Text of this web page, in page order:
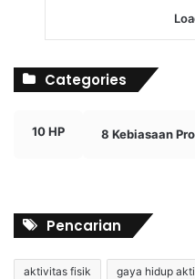
Categories
10 HP 8 Kebiasaan
Pencarian
aktivitas fisik gaya hidup